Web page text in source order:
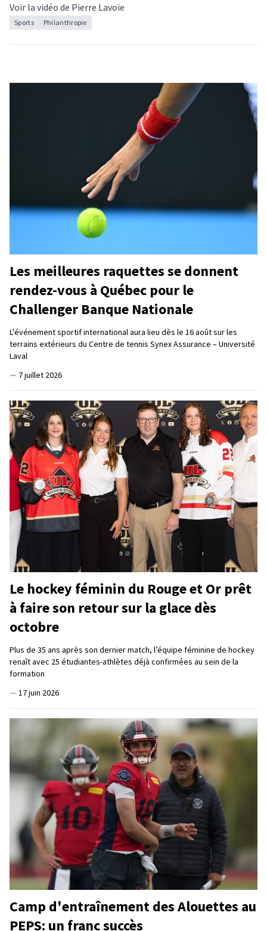
Voir la vidéo de Pierre Lavoie
Sports Philanthropie
Les meilleures raquettes se donnent
rendez-vous à Québec pour le
Challenger Banque Nationale
L'événement sportif international aura lieu dès le 16 août sur les
terrains extérieurs du Centre de tennis Synex Assurance – Université
Laval
— 7 juillet 2026
Le hockey féminin du Rouge et Or prêt
à faire son retour sur la glace dès
octobre
Plus de 35 ans après son dernier match, l’équipe féminine de hockey
renaît avec 25 étudiantes-athlètes déjà confirmées au sein de la
formation
— 17 juin 2026
Camp d'entraînement des Alouettes au
PEPS: un franc succès